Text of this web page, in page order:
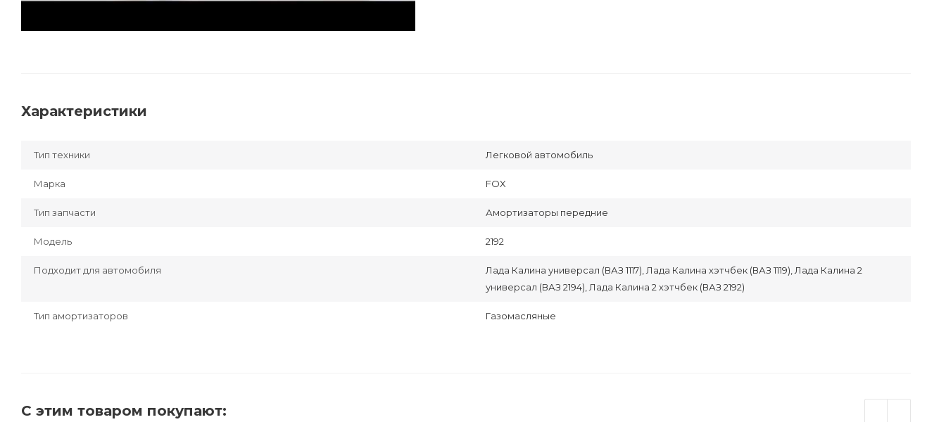
Характеристики
Тип техники Легковой автомобиль
Марка FOX
Тип запчасти Амортизаторы передние
Модель 2192
Подходит для автомобиля
Лада Калина универсал (ВАЗ 1117), Лада Калина хэтчбек (ВАЗ 1119), Лада Калина 2
универсал (ВАЗ 2194), Лада Калина 2 хэтчбек (ВАЗ 2192)
Тип амортизаторов Газомасляные
С этим товаром покупают: